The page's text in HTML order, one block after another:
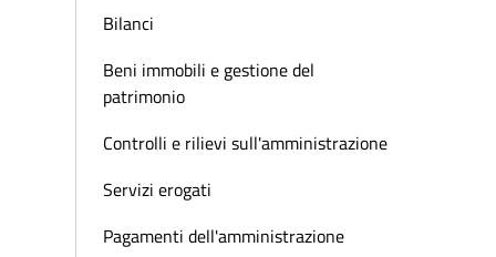
Bilanci
Beni immobili e gestione del
patrimonio
Controlli e rilievi sull'amministrazione
Servizi erogati
Pagamenti dell'amministrazione